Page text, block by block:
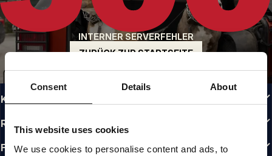
Consent Details About
This website uses cookies
We use cookies to personalise content and ads, to
INTERNER SERVERFEHLER
ZURÜCK ZUR STARTSEITE
US ORIGIN
Unsere Wurzeln reichen zurück ins San Diego der frühen 90er. Unser Stil ist roh,
authentisch und kompromisslos.
MARKE MIT CHARAKTER
Unsere Kollektionen tragen Sportler, Kämpfer und eigensinnige Individualisten
INFO
KUNDENBEREICH
RICHTLINIEN
FOLLOW US